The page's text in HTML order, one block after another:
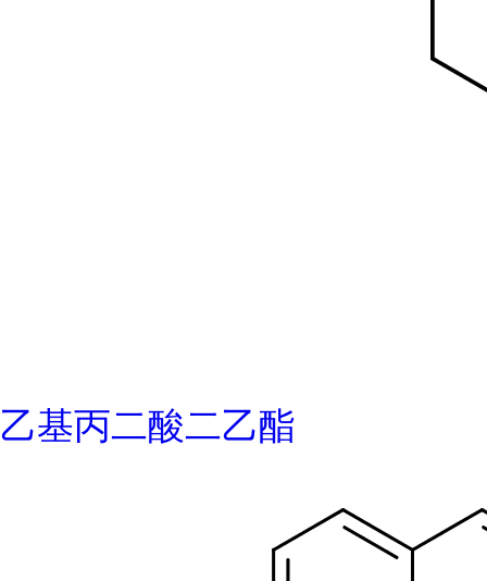
乙基丙二酸二乙酯